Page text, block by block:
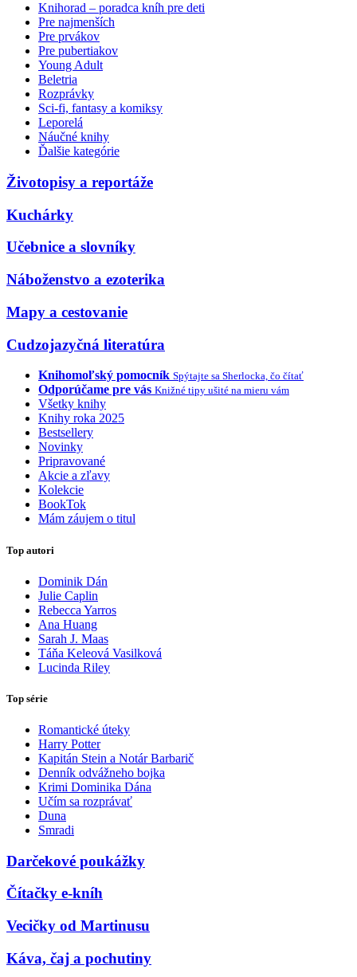
Knihorad – poradca kníh pre deti
Pre najmenších
Pre prvákov
Pre pubertiakov
Young Adult
Beletria
Rozprávky
Sci-fi, fantasy a komiksy
Leporelá
Náučné knihy
Ďalšie kategórie
Životopisy a reportáže
Kuchárky
Učebnice a slovníky
Náboženstvo a ezoterika
Mapy a cestovanie
Cudzojazyčná literatúra
Knihomoľský pomocník Spýtajte sa Sherlocka, čo čítať
Odporúčame pre vás Knižné tipy ušité na mieru vám
Všetky knihy
Knihy roka 2025
Bestsellery
Novinky
Pripravované
Akcie a zľavy
Kolekcie
BookTok
Mám záujem o titul
Top autori
Dominik Dán
Julie Caplin
Rebecca Yarros
Ana Huang
Sarah J. Maas
Táňa Keleová Vasilková
Lucinda Riley
Top série
Romantické úteky
Harry Potter
Kapitán Stein a Notár Barbarič
Denník odvážneho bojka
Krimi Dominika Dána
Učím sa rozprávať
Duna
Smradi
Darčekové poukážky
Čítačky e-kníh
Vecičky od Martinusu
Káva, čaj a pochutiny